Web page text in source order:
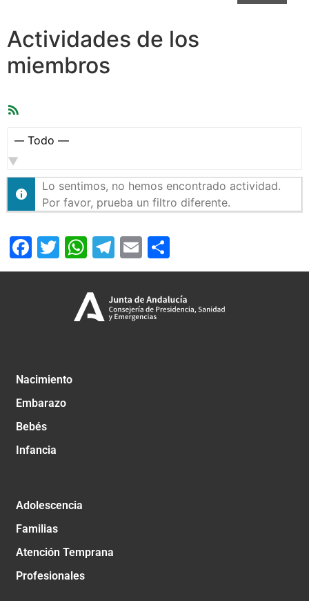
Actividades de los
miembros
Mostrar:
Lo sentimos, no hemos encontrado actividad.
Por favor, prueba un filtro diferente.
Facebook
Twitter
WhatsApp
Telegram
Email
Nacimiento
Embarazo
Bebés
Infancia
Adolescencia
Familias
Atención Temprana
Profesionales